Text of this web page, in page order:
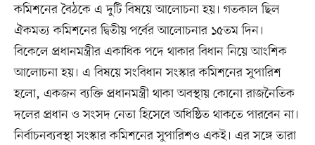
কমিশনের বৈঠকে এ দুটি বিষয়ে আলোচনা হয়। গতকাল ছিল
ঐকমত্য কমিশনের দ্বিতীয় পর্বের আলোচনার ১৫তম দিন।
বিকেলে প্রধানমন্ত্রীর একাধিক পদে থাকার বিধান নিয়ে আংশিক
আলোচনা হয়। এ বিষয়ে সংবিধান সংস্কার কমিশনের সুপারিশ
হলো, একজন ব্যক্তি প্রধানমন্ত্রী থাকা অবস্থায় কোনো রাজনৈতিক
দলের প্রধান ও সংসদ নেতা হিসেবে অধিষ্ঠিত থাকতে পারবেন না।
নির্বাচনব্যবস্থা সংস্কার কমিশনের সুপারিশও একই। এর সঙ্গে তারা